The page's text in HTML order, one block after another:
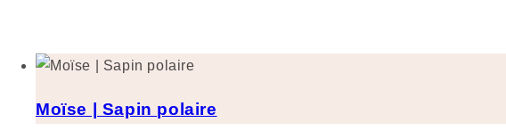
Moïse | Sapin polaire